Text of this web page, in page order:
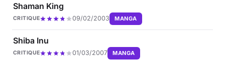
Shaman King
CRITIQUE 09/02/2003 MANGA
Shiba Inu
CRITIQUE 01/03/2007 MANGA